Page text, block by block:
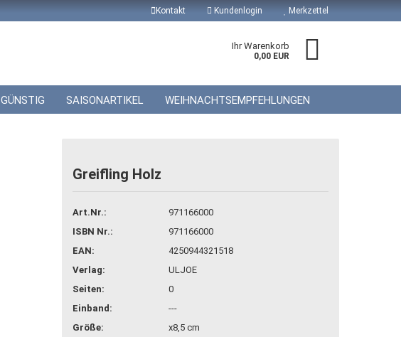
Kontakt Kundenlogin
Konto erstellen
Passwort vergessen?
Merkzettel
Ihr Warenkorb
0,00 EUR
SAISONARTIKEL WEIHNACHTSEMPFEHLUNGEN
Greifling Holz
Art.Nr.:
971166000
ISBN Nr.:
971166000
EAN:
4250944321518
Verlag:
ULJOE
Seiten:
0
Einband:
---
Größe:
x8,5 cm